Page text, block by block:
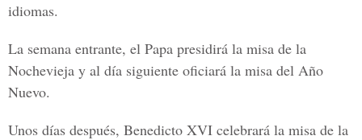
idiomas.
La semana entrante, el Papa presidirá la misa de la
Nochevieja y al día siguiente oficiará la misa del Año
Nuevo.
Unos días después, Benedicto XVI celebrará la misa de la